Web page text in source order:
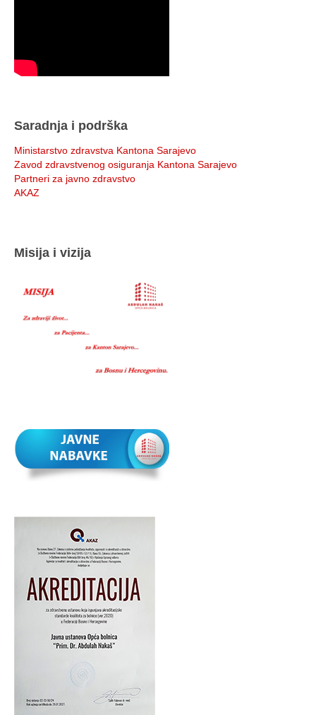
Saradnja i podrška
Ministarstvo zdravstva Kantona Sarajevo
Zavod zdravstvenog osiguranja Kantona Sarajevo
Partneri za javno zdravstvo
AKAZ
Misija i vizija